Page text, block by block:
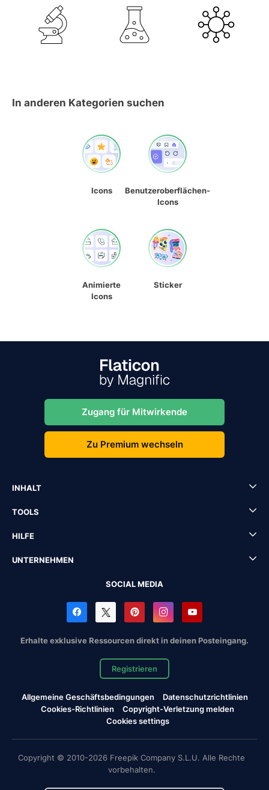
In anderen Kategorien suchen
Icons
Benutzeroberflächen-
Icons
Animierte
Icons
Sticker
Zugang für Mitwirkende
Zu Premium wechseln
INHALT
TOOLS
HILFE
UNTERNEHMEN
SOCIAL MEDIA
Erhalte exklusive Ressourcen direkt in deinen Posteingang.
Registrieren
Allgemeine Geschäftsbedingungen
Datenschutzrichtlinien
Cookies-Richtlinien
Copyright-Verletzung melden
Cookies settings
Copyright © 2010-2026 Freepik Company S.L.U. Alle Rechte
vorbehalten.